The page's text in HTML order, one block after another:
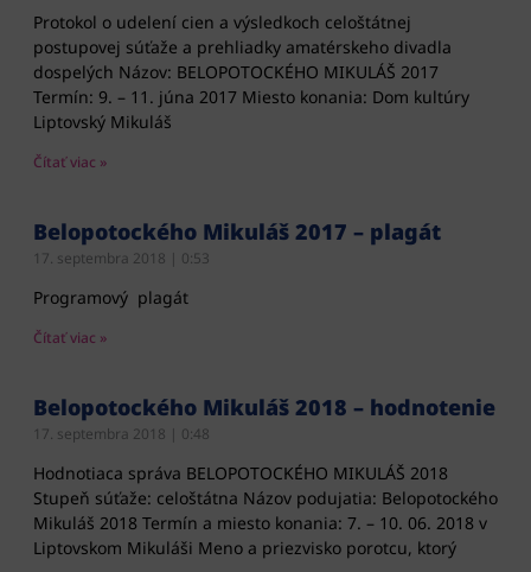
Protokol o udelení cien a výsledkoch celoštátnej
postupovej súťaže a prehliadky amatérskeho divadla
dospelých Názov: BELOPOTOCKÉHO MIKULÁŠ 2017
Termín: 9. – 11. júna 2017 Miesto konania: Dom kultúry
Liptovský Mikuláš
Čítať viac »
Belopotockého Mikuláš 2017 – plagát
17. septembra 2018 0:53
Programový plagát
Čítať viac »
Belopotockého Mikuláš 2018 – hodnotenie
17. septembra 2018 0:48
Hodnotiaca správa BELOPOTOCKÉHO MIKULÁŠ 2018
Stupeň súťaže: celoštátna Názov podujatia: Belopotockého
Mikuláš 2018 Termín a miesto konania: 7. – 10. 06. 2018 v
Liptovskom Mikuláši Meno a priezvisko porotcu, ktorý